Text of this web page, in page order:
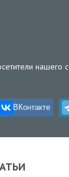
нашего
ВКонтакте